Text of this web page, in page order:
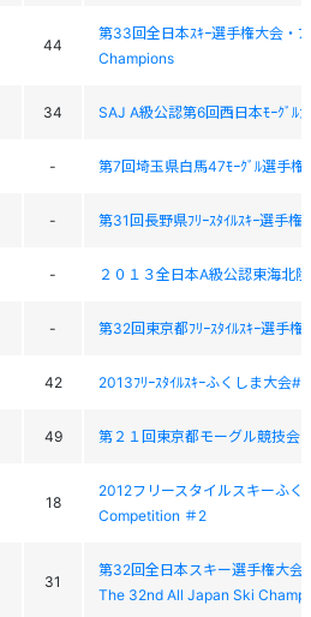
44
第33回全日本ｽｷｰ選手権大会・ﾌ
Champions
34 SAJ A級公認第6回西日本ﾓｰｸﾞﾙ
- 第7回埼玉県白馬47ﾓｰｸﾞﾙ選手
- 第31回長野県ﾌﾘｰｽﾀｲﾙｽｷｰ選手
- ２０１３全日本A級公認東海北
- 第32回東京都ﾌﾘｰｽﾀｲﾙｽｷｰ選手
42 2013ﾌﾘｰｽﾀｲﾙｽｷｰふくしま大会
49 第２１回東京都モーグル競技
18
2012フリースタイルスキーふ
Competition ＃2
31
第32回全日本スキー選手権大会
The 32nd All Japan Ski